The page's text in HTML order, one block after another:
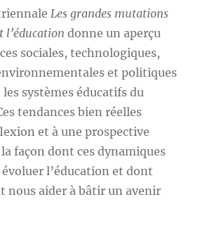
Les grandes mutations
donne un aperçu
sociales, technologiques,
et politiques
systèmes éducatifs du
tendances bien réelles
et à une prospective
façon dont ces dynamiques
l’éducation et dont
nous aider à bâtir un avenir